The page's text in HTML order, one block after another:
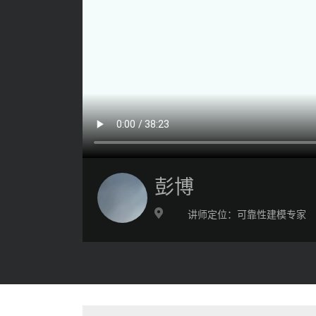
彭博
讲师定位： 可靠性建模专家